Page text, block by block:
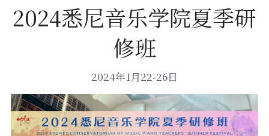
2024悉尼音乐学院夏季研
修班
2024年1月22-26日